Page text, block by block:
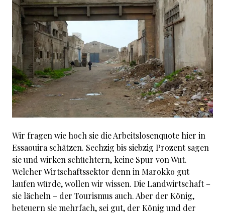
Wir fragen wie hoch sie die Arbeitslosenquote hier in
Essaouira schätzen. Sechzig bis siebzig Prozent sagen
sie und wirken schüchtern, keine Spur von Wut.
Welcher Wirtschaftssektor denn in Marokko gut
laufen würde, wollen wir wissen. Die Landwirtschaft –
sie lächeln – der Tourismus auch. Aber der König,
beteuern sie mehrfach, sei gut, der König und der